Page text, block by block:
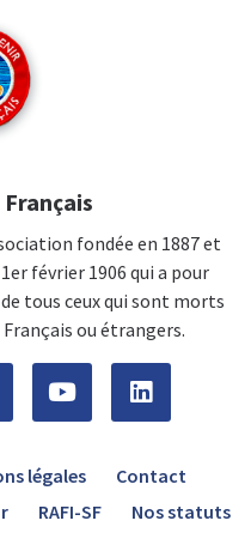
fondée en 1887 et
février 1906 qui a pour
tous ceux qui sont morts
ou étrangers.
légales
Contact
RAFI-SF Nos statuts